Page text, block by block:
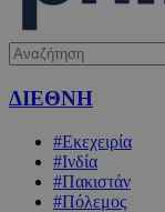
ΔΙΕΘΝΗ
#Εκεχειρία
#Ινδία
#Πακιστάν
#Πόλεμος